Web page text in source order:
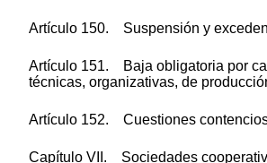
Artículo 150. Suspensión y
Artículo 151. Baja obligatoria por
técnicas, organizativas, de
Artículo 152. Cuestiones
Capítulo VII. Sociedades